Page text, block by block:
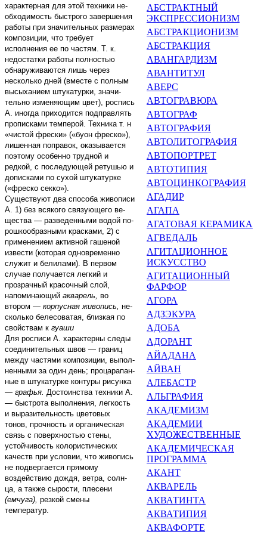
характерная для этой техники не­
обходимость быстрого завершения
ра­боты при значительных размерах
композиции, что требует
исполнения ее по частям. Т. к.
недостатки рабо­ты полностью
обнаруживаются лишь через
несколько дней (вместе с пол­ным
высыханием штукатурки, значи­
тельно изменяющим цвет), роспись
А. иногда приходится подправлять
прописками темперой. Техника т. н
«чистой фрески» («буон фреско»),
лишенная поправок, оказывается
по­этому особенно трудной и
редкой, с последующей ретушью и
дописками по сухой штукатурке
(«фреско секко»).
Существуют два способа живопи­си
А. 1) без всякого связующего ве­
щества — разведенными водой по­
рошкообразными красками, 2) с
при­менением активной гашеной
извести (которая одновременно
служит и бе­лилами). В первом
случае получает­ся легкий и
прозрачный красочный слой,
напоминающий акварель, во
втором — корпусная живопись, не­
сколько белесоватая, близкая по
свойствам к гуаши
Для росписи А. характерны следы
соединительных швов — границ
между частями композиции, выпол­
ненными за один день; процарапан­
ные в штукатурке контуры рисун­ка
— графья. Достоинства техники А.
— быстрота выполнения, легкость
и выразительность цветовых
тонов, прочность и органическая
связь с по­верхностью стены,
устойчивость ко­лористических
качеств при условии, что живопись
не подвергается прямо­му
воздействию дождя, ветра, солн­
ца, а также сырости, плесени
(емчуга), резкой смены
температур.
АБСТРАКТНЫЙ
ЭКСПРЕССИО­НИЗМ
АБСТРАКЦИОНИЗМ
АБСТРАКЦИЯ
АВАНГАРДИЗМ
АВАНТИТУЛ
АВЕРС
АВТОГРАВЮРА
АВТОГРАФ
АВТОГРАФИЯ
АВТОЛИТОГРАФИЯ
АВТОПОРТРЕТ
АВТОТИПИЯ
АВТОЦИНКОГРАФИЯ
АГАДИР
АГАПА
АГАТОВАЯ КЕРАМИКА
АГВЕДАЛЬ
АГИТАЦИОННОЕ
ИСКУССТВО
АГИТАЦИОННЫЙ
ФАРФОР
АГОРА
АДЗЭКУРА
АДОБА
АДОРАНТ
АЙАДАНА
АЙВАН
АЛЕБАСТР
АЛЬГРАФИЯ
АКАДЕМИЗМ
АКАДЕМИИ
ХУДОЖЕСТВЕННЫЕ
АКАДЕМИЧЕСКАЯ
ПРОГРАМ­МА
АКАНТ
АКВАРЕЛЬ
АКВАТИНТА
АКВАТИПИЯ
АКВАФОРТЕ